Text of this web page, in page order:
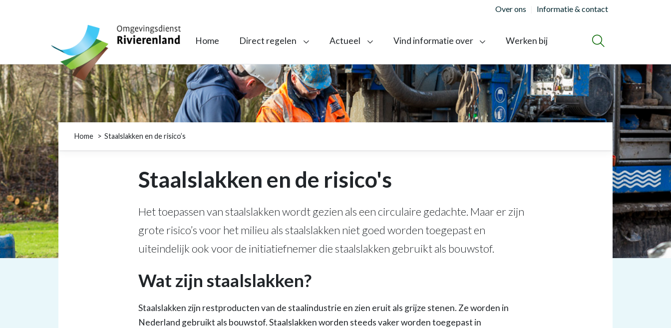
Over ons Informatie & contact
Omgevingsdienst Rivierenland
Home
Direct regelen Actueel Vind informatie over Werken bij ZOEKEN
Home Staalslakken en de risico’s
Staalslakken en de risico's
Het toepassen van staalslakken wordt gezien als een circulaire gedachte. Maar er zijn
grote risico’s voor het milieu als staalslakken niet goed worden toegepast en
uiteindelijk ook voor de initiatiefnemer die staalslakken gebruikt als bouwstof.
Wat zijn staalslakken?
Staalslakken zijn restproducten van de staalindustrie en zien eruit als grijze stenen. Ze worden in
Nederland gebruikt als bouwstof. Staalslakken worden steeds vaker worden toegepast in